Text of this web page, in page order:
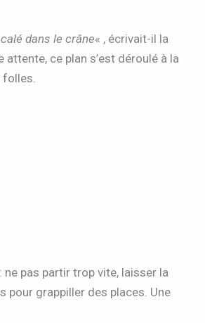
dans le crâne« , écrivait-il la
ce plan s’est déroulé à la
pas partir trop vite, laisser la
pour grappiller des places. Une